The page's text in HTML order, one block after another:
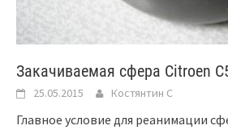
Закачиваемая сфера Citroen
25.05.2015 Костянтин C
Главное условие для реанимации